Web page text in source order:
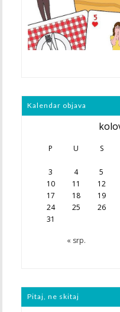
Kalendar objava
P U S
« srp.
3
4 5
10
11 12
17
18 19
24
25 26
31
Pitaj, ne skitaj